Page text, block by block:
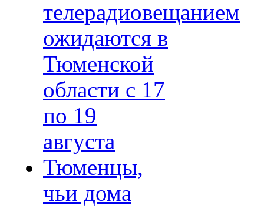
телерадиовещанием
ожидаются в
Тюменской
области с 17
по 19
августа
Тюменцы,
чьи дома